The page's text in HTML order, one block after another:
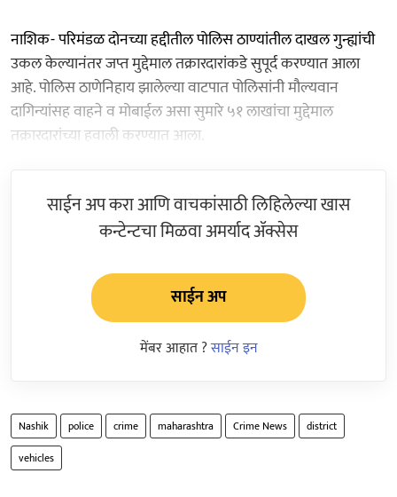
नाशिक- परिमंडळ दोनच्या हद्दीतील पोलिस ठाण्यांतील दाखल गुन्ह्यांची
उकल केल्यानंतर जप्त मुद्देमाल तक्रारदारांकडे सुपूर्द करण्यात आला
आहे. पोलिस ठाणेनिहाय झालेल्या वाटपात पोलिसांनी मौल्यवान
दागिन्यांसह वाहने व मोबाईल असा सुमारे ५१ लाखांचा मुद्देमाल
तक्रारदारांच्या हवाली करण्यात आला.
साईन अप करा आणि वाचकांसाठी लिहिलेल्या खास
कन्टेन्टचा मिळवा अमर्याद ॲक्सेस
साईन अप
मेंबर आहात ?साईन इन
Nashik police crime maharashtra Crime News
district
vehicles